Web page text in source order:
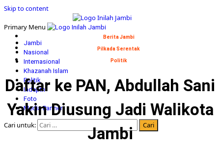
Skip to content
Primary Menu
Jambi
Nasional
Internasional
Khazanah Islam
Politik
Indepth
Foto
Media Partner
Cari untuk:
Berita Jambi
Pilkada Serentak
Politik
Daftar ke PAN, Abdullah Sani
Yakin Diusung Jadi Walikota
Jambi